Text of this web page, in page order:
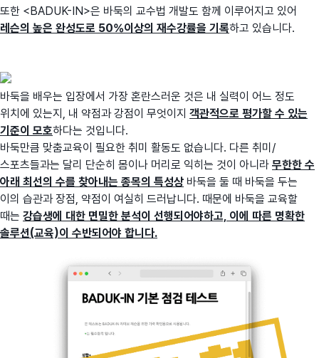
또한 <BADUK-IN>은 바둑의 교수법 개발도 함께 이루어지고 있어
레슨의 높은 완성도로 50%이상의 재수강률을 기록하고 있습니다.
바둑을 배우는 입장에서 가장 혼란스러운 것은 내 실력이 어느 정도
위치에 있는지, 내 약점과 강점이 무엇이지 객관적으로 평가할 수 있는
기준이 모호하다는 것입니다.
바둑만큼 맞춤교육이 필요한 취미 활동도 없습니다. 다른 취미/
스포츠들과는 달리 단순히 몸이나 머리로 익히는 것이 아니라 무한한 수
아래 최선의 수를 찾아내는 종목의 특성상 바둑을 둘 때 바둑을 두는
이의 습관과 장점, 약점이 여실히 드러납니다. 때문에 바둑을 교육할
때는 강습생에 대한 면밀한 분석이 선행되어야하고, 이에 따른 명확한
솔루션(교육)이 수반되어야 합니다.